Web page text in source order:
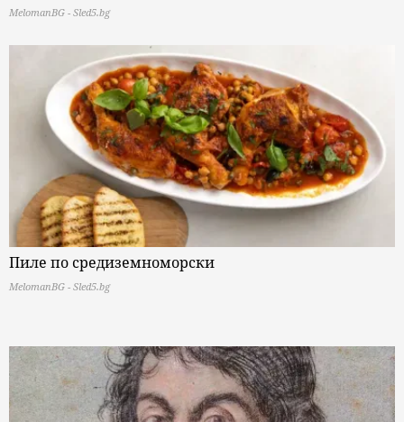
MelomanBG - Sled5.bg
Пиле по средиземноморски
MelomanBG - Sled5.bg